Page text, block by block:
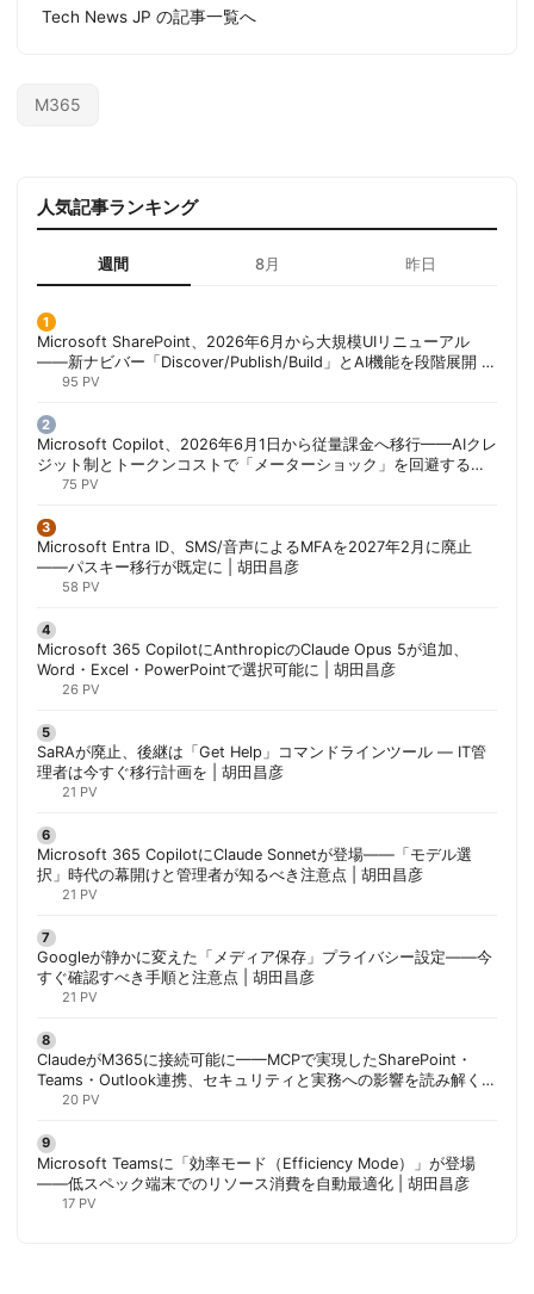
Tech News JP の記事一覧へ
M365
人気記事ランキング
週間 8月 昨日
Microsoft SharePoint、2026年6月から大規模UIリニューアル
——新ナビバー「Discover/Publish/Build」とAI機能を段階展開 |
胡田昌彦
95 PV
Microsoft Copilot、2026年6月1日から従量課金へ移行——AIクレ
ジット制とトークンコストで「メーターショック」を回避する方
法 | 胡田昌彦
75 PV
Microsoft Entra ID、SMS/音声によるMFAを2027年2月に廃止
——パスキー移行が既定に | 胡田昌彦
58 PV
Microsoft 365 CopilotにAnthropicのClaude Opus 5が追加、
Word・Excel・PowerPointで選択可能に | 胡田昌彦
26 PV
SaRAが廃止、後継は「Get Help」コマンドラインツール — IT管
理者は今すぐ移行計画を | 胡田昌彦
21 PV
Microsoft 365 CopilotにClaude Sonnetが登場——「モデル選
択」時代の幕開けと管理者が知るべき注意点 | 胡田昌彦
21 PV
Googleが静かに変えた「メディア保存」プライバシー設定——今
すぐ確認すべき手順と注意点 | 胡田昌彦
21 PV
ClaudeがM365に接続可能に——MCPで実現したSharePoint・
Teams・Outlook連携、セキュリティと実務への影響を読み解く |
胡田昌彦
20 PV
Microsoft Teamsに「効率モード（Efficiency Mode）」が登場
——低スペック端末でのリソース消費を自動最適化 | 胡田昌彦
17 PV